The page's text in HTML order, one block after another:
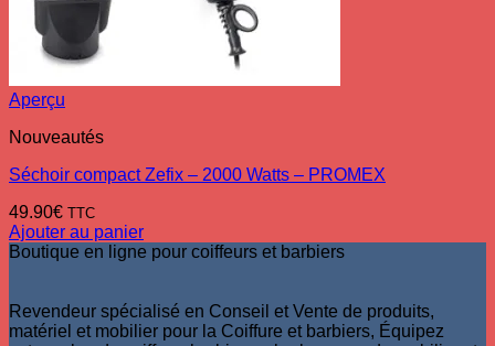
Aperçu
Nouveautés
Séchoir compact Zefix – 2000 Watts – PROMEX
49.90€ TTC
Ajouter au panier
Boutique en ligne pour coiffeurs et barbiers
Revendeur spécialisé en Conseil et Vente de produits,
matériel et mobilier pour la Coiffure et barbiers, Équipez